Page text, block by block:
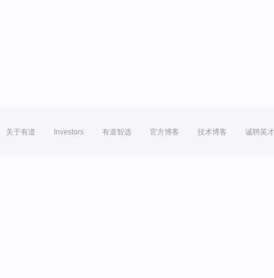
关于有道 Investors 有道智选 官方博客 技术博客 诚聘英才